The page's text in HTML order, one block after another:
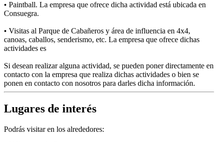
• Paintball. La empresa que ofrece dicha actividad está ubicada en
Consuegra.
• Visitas al Parque de Cabañeros y área de influencia en 4x4,
canoas, caballos, senderismo, etc. La empresa que ofrece dichas
actividades es
Si desean realizar alguna actividad, se pueden poner directamente en
contacto con la empresa que realiza dichas actividades o bien se
ponen en contacto con nosotros para darles dicha información.
Lugares de interés
Podrás visitar en los alrededores: